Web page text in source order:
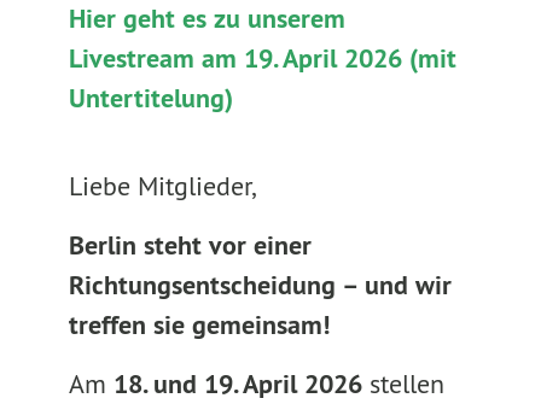
Hier geht es zu unserem
Livestream am 19. April 2026 (mit
Untertitelung)
Liebe Mitglieder,
Berlin steht vor einer
Richtungsentscheidung – und wir
treffen sie gemeinsam!
Am 18. und 19. April 2026stellen